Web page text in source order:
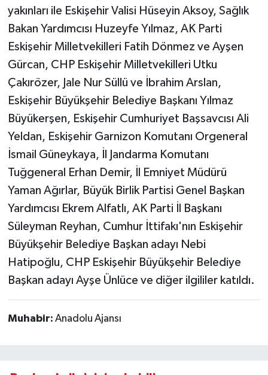
yakınları ile Eskişehir Valisi Hüseyin Aksoy, Sağlık
Bakan Yardımcısı Huzeyfe Yılmaz, AK Parti
Eskişehir Milletvekilleri Fatih Dönmez ve Ayşen
Gürcan, CHP Eskişehir Milletvekilleri Utku
Çakırözer, Jale Nur Süllü ve İbrahim Arslan,
Eskişehir Büyükşehir Belediye Başkanı Yılmaz
Büyükerşen, Eskişehir Cumhuriyet Başsavcısı Ali
Yeldan, Eskişehir Garnizon Komutanı Orgeneral
İsmail Güneykaya, İl Jandarma Komutanı
Tuğgeneral Erhan Demir, İl Emniyet Müdürü
Yaman Ağırlar, Büyük Birlik Partisi Genel Başkan
Yardımcısı Ekrem Alfatlı, AK Parti İl Başkanı
Süleyman Reyhan, Cumhur İttifakı'nın Eskişehir
Büyükşehir Belediye Başkan adayı Nebi
Hatipoğlu, CHP Eskişehir Büyükşehir Belediye
Başkan adayı Ayşe Ünlüce ve diğer ilgililer katıldı.
Muhabir: Anadolu Ajansı